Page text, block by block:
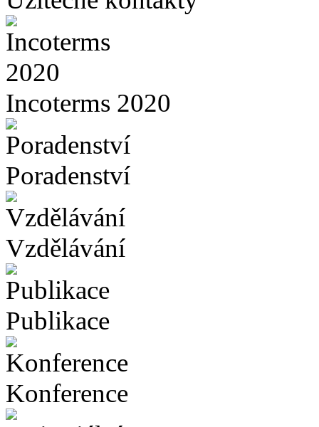
Incoterms 2020
Poradenství
Vzdělávání
Publikace
Konference